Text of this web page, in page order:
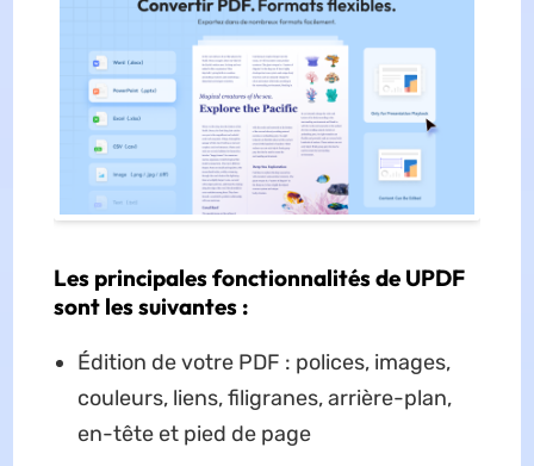
Les principales fonctionnalités de UPDF
sont les suivantes :
Édition de votre PDF : polices, images,
couleurs, liens, filigranes, arrière-plan,
en-tête et pied de page